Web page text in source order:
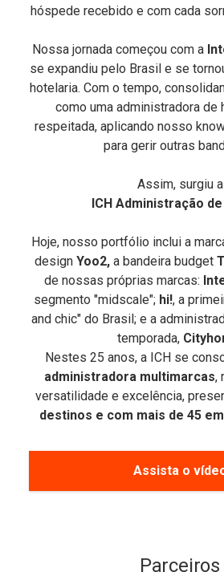
hóspede recebido e com cada
Nossa jornada começou com a
se expandiu pelo Brasil e se
hotelaria. Com o tempo,
como uma administradora de
respeitada, aplicando nosso
para gerir outras
Assim, surgiu a
ICH Administração
Hoje, nosso portfólio inclui a
designYoo2,a bandeira budget
de nossas próprias marcas:
segmento "midscale"; hi!, a
and chic" do Brasil; e a
temporada,
Nestes 25 anos, a ICH se
administradora multimarcas,
versatilidade e excelência,
destinos e com mais de 45
Assista o
Parceiros